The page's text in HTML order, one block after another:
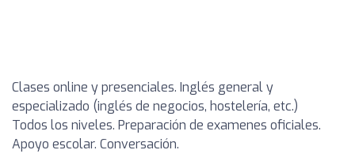
Clases online y presenciales. Inglés general y
especializado (inglés de negocios, hostelería, etc.)
Todos los niveles. Preparación de examenes oficiales.
Apoyo escolar. Conversación.